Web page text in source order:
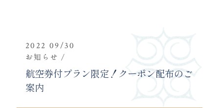
2022 09/30
お知らせ
航空券付プラン限定！クーポン配布のご
案内